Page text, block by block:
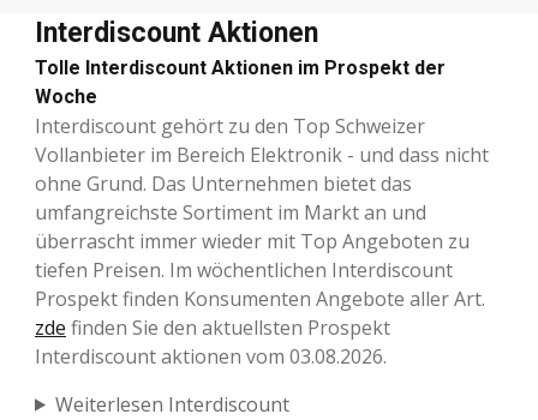
Interdiscount Aktionen
Tolle Interdiscount Aktionen im Prospekt der
Woche
Interdiscount gehört zu den Top Schweizer
Vollanbieter im Bereich Elektronik - und dass nicht
ohne Grund. Das Unternehmen bietet das
umfangreichste Sortiment im Markt an und
überrascht immer wieder mit Top Angeboten zu
tiefen Preisen. Im wöchentlichen Interdiscount
Prospekt finden Konsumenten Angebote aller Art.
zde finden Sie den aktuellsten Prospekt
Interdiscount aktionen vom 03.08.2026.
Weiterlesen Interdiscount